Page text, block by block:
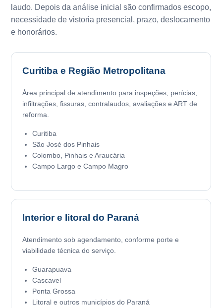
laudo. Depois da análise inicial são confirmados escopo,
necessidade de vistoria presencial, prazo, deslocamento
e honorários.
Curitiba e Região Metropolitana
Área principal de atendimento para inspeções, perícias,
infiltrações, fissuras, contralaudos, avaliações e ART de
reforma.
Curitiba
São José dos Pinhais
Colombo, Pinhais e Araucária
Campo Largo e Campo Magro
Interior e litoral do Paraná
Atendimento sob agendamento, conforme porte e
viabilidade técnica do serviço.
Guarapuava
Cascavel
Ponta Grossa
Litoral e outros municípios do Paraná